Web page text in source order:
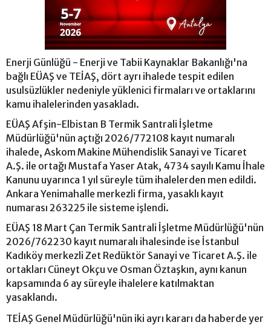
Enerji Günlüğü - Enerji ve Tabii Kaynaklar Bakanlığı'na
bağlı EÜAŞ ve TEİAŞ, dört ayrı ihalede tespit edilen
usulsüzlükler nedeniyle yüklenici firmaları ve ortaklarını
kamu ihalelerinden yasakladı.
EÜAŞ Afşin-Elbistan B Termik Santrali İşletme
Müdürlüğü'nün açtığı 2026/772108 kayıt numaralı
ihalede, Askom Makine Mühendislik Sanayi ve Ticaret
A.Ş. ile ortağı Mustafa Yaser Atak, 4734 sayılı Kamu İhale
Kanunu uyarınca 1 yıl süreyle tüm ihalelerden men edildi.
Ankara Yenimahalle merkezli firma, yasaklı kayıt
numarası 263225 ile sisteme işlendi.
EÜAŞ 18 Mart Çan Termik Santrali İşletme Müdürlüğü'nün
2026/762230 kayıt numaralı ihalesinde ise İstanbul
Kadıköy merkezli Zet Redüktör Sanayi ve Ticaret A.Ş. ile
ortakları Cüneyt Okçu ve Osman Öztaşkın, aynı kanun
kapsamında 6 ay süreyle ihalelere katılmaktan
yasaklandı.
TEİAŞ Genel Müdürlüğü'nün iki ayrı kararı da haberde yer